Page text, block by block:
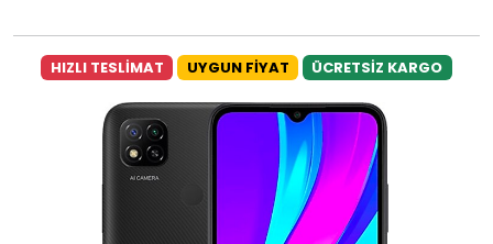
HIZLI TESLİMAT UYGUN FİYAT ÜCRETSİZ KARGO